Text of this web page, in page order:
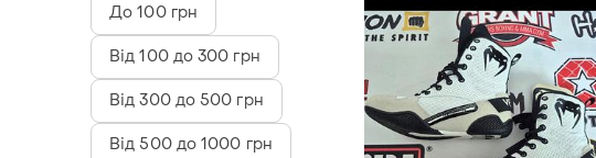
До 100 грн
Від 100 до 300 грн
Від 300 до 500 грн
Від 500 до 1000 грн